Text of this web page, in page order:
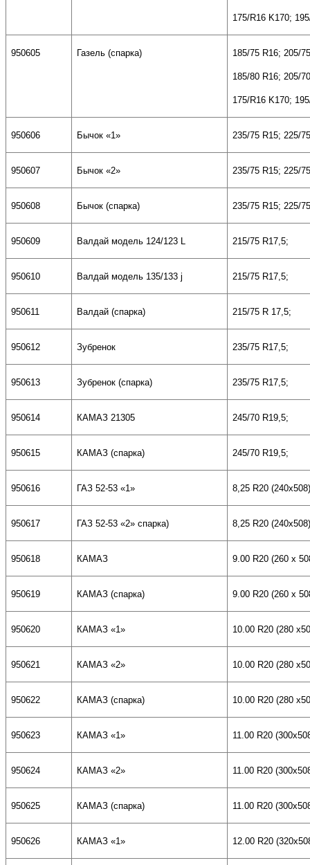
175/R16 K170;
950605 Газель (спарка) 185/75 R16; 205/
185/80 R16; 205/
175/R16 K170;
950606 Бычок «1» 235/75 R15; 225/
950607 Бычок «2» 235/75 R15; 225/
950608 Бычок (спарка) 235/75 R15; 225/
950609 Валдай модель 124/123 L 215/75 R17,5;
950610 Валдай модель 135/133j 215/75 R17,5;
950611 Валдай (спарка) 215/75 R 17,5;
950612 Зубренок 235/75 R17,5;
950613 Зубренок (спарка) 235/75 R17,5;
950614 КАМАЗ 21305 245/70 R19,5;
950615 КАМАЗ (спарка) 245/70 R19,5;
950616 ГАЗ 52-53 «1» 8,25 R20 (240
950617 ГАЗ 52-53 «2» спарка) 8,25 R20 (240
950618 КАМАЗ 9.00 R20(260 х
950619 КАМАЗ (спарка) 9.00 R20(260 х
950620 КАМАЗ «1» 10.00 R20(280
950621 КАМАЗ «2» 10.00 R20(280
950622 КАМАЗ (спарка) 10.00 R20(280
950623 КАМАЗ «1» 11.00 R20
950624 КАМАЗ «2» 11.00 R20
950625 КАМАЗ (спарка) 11.00 R20
950626 КАМАЗ «1» 12.00 R20